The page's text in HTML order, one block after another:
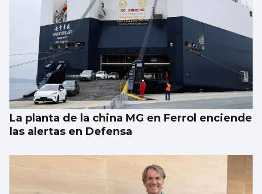
Lista con las canciones que sonarán en el
concierto de The Corrs en Castrelos
La planta de la china MG en Ferrol enciende
las alertas en Defensa